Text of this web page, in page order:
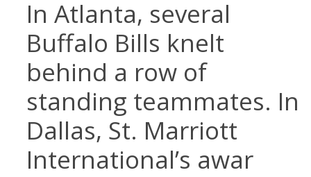
In Atlanta, several
Buffalo Bills knelt
behind a row of
standing teammates. In
Dallas, St. Marriott
International’s awar